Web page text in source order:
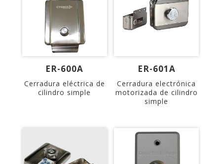
ER-600A
Cerradura eléctrica de
cilindro simple
ER-601A
Cerradura electrónica
motorizada de cilindro
simple